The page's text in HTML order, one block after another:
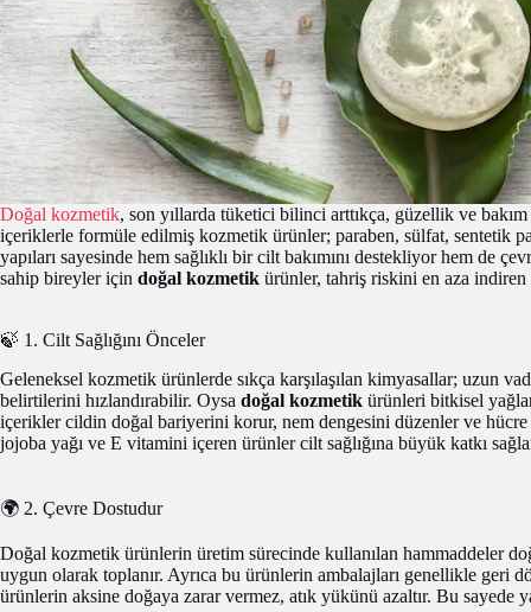
Doğal kozmetik, son yıllarda tüketici bilinci arttıkça, güzellik ve
içeriklerle formüle edilmiş kozmetik ürünler; paraben, sülfat, sentetik
yapıları sayesinde hem sağlıklı bir cilt bakımını destekliyor hem de
sahip bireyler için doğal kozmetik ürünler, tahriş riskini en aza
🍃 1. Cilt Sağlığını Önceler
Geleneksel kozmetik ürünlerde sıkça karşılaşılan kimyasallar; uzun
belirtilerini hızlandırabilir. Oysa doğal kozmetik ürünleri bitkisel
içerikler cildin doğal bariyerini korur, nem dengesini düzenler ve
jojoba yağı ve E vitamini içeren ürünler cilt sağlığına büyük katkı
🌍 2. Çevre Dostudur
Doğal kozmetik ürünlerin üretim sürecinde kullanılan hammaddeler
uygun olarak toplanır. Ayrıca bu ürünlerin ambalajları genellikle geri
ürünlerin aksine doğaya zarar vermez, atık yükünü azaltır. Bu